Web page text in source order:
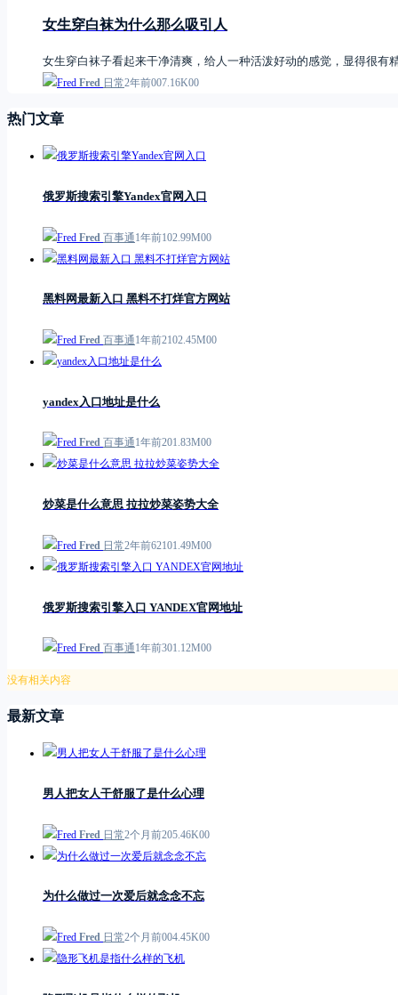
女生穿白袜为什么那么吸引人
女生穿白袜子看起来干净清爽，给人一种活泼好动的感觉，显得很
Fred 日常2年前007.16K00
热门文章
俄罗斯搜索引擎Yandex官网入口
Fred 百事通1年前102.99M00
黑料网最新入口 黑料不打烊官方网站
Fred 百事通1年前2102.45M00
yandex入口地址是什么
Fred 百事通1年前201.83M00
炒菜是什么意思 拉拉炒菜姿势大全
Fred 日常2年前62101.49M00
俄罗斯搜索引擎入口 YANDEX官网地址
Fred 百事通1年前301.12M00
没有相关内容
最新文章
男人把女人干舒服了是什么心理
Fred 日常2个月前205.46K00
为什么做过一次爱后就念念不忘
Fred 日常2个月前004.45K00